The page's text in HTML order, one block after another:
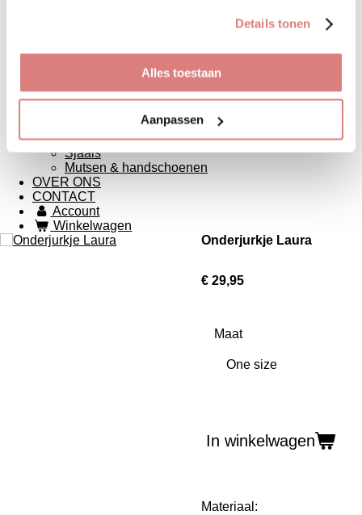
Details tonen
Alles toestaan
Aanpassen
ACCESSOIRES
Oorbellen
Haar accessoires
Overige
Sjaals
Mutsen & handschoenen
OVER ONS
CONTACT
Account
Winkelwagen
Onderjurkje Laura
€ 29,95
Maat
In winkelwagen
Materiaal: